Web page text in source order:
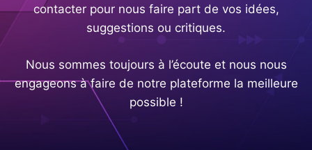
contacter pour nous faire part de vos idées,
suggestions ou critiques.
Nous sommes toujours à l’écoute et nous nous
engageons à faire de notre plateforme la meilleure
possible !